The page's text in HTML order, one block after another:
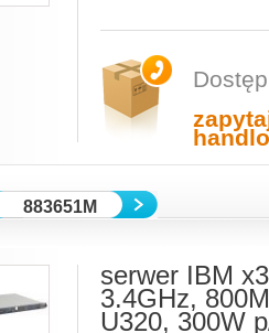
883651M
serwer IBM
3.4GHz,
U320, 300W